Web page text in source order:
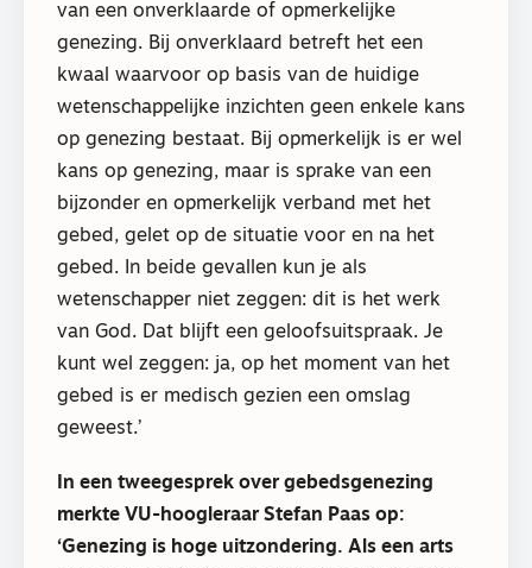
van een onverklaarde of opmerkelijke
genezing. Bij onverklaard betreft het een
kwaal waarvoor op basis van de huidige
wetenschappelijke inzichten geen enkele kans
op genezing bestaat. Bij opmerkelijk is er wel
kans op genezing, maar is sprake van een
bijzonder en opmerkelijk verband met het
gebed, gelet op de situatie voor en na het
gebed. In beide gevallen kun je als
wetenschapper niet zeggen: dit is het werk
van God. Dat blijft een geloofsuitspraak. Je
kunt wel zeggen: ja, op het moment van het
gebed is er medisch gezien een omslag
geweest.’
In een tweegesprek over gebedsgenezing
merkte VU-hoogleraar Stefan Paas op:
‘Genezing is hoge uitzondering. Als een arts